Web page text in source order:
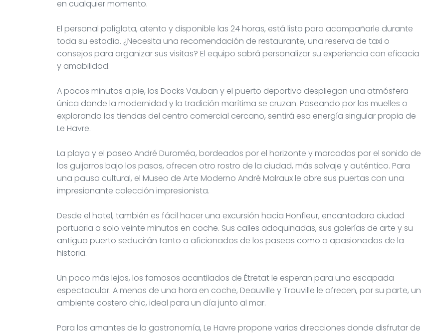
en cualquier momento.
El personal políglota, atento y disponible las 24 horas, está listo para acompañarle durante
toda su estadía. ¿Necesita una recomendación de restaurante, una reserva de taxi o
consejos para organizar sus visitas? El equipo sabrá personalizar su experiencia con eficacia
y amabilidad.
A pocos minutos a pie, los Docks Vauban y el puerto deportivo despliegan una atmósfera
única donde la modernidad y la tradición marítima se cruzan. Paseando por los muelles o
explorando las tiendas del centro comercial cercano, sentirá esa energía singular propia de
Le Havre.
La playa y el paseo André Duroméa, bordeados por el horizonte y marcados por el sonido de
los guijarros bajo los pasos, ofrecen otro rostro de la ciudad, más salvaje y auténtico. Para
una pausa cultural, el Museo de Arte Moderno André Malraux le abre sus puertas con una
impresionante colección impresionista.
Desde el hotel, también es fácil hacer una excursión hacia Honfleur, encantadora ciudad
portuaria a solo veinte minutos en coche. Sus calles adoquinadas, sus galerías de arte y su
antiguo puerto seducirán tanto a aficionados de los paseos como a apasionados de la
historia.
Un poco más lejos, los famosos acantilados de Étretat le esperan para una escapada
espectacular. A menos de una hora en coche, Deauville y Trouville le ofrecen, por su parte, un
ambiente costero chic, ideal para un día junto al mar.
Para los amantes de la gastronomía, Le Havre propone varias direcciones donde disfrutar de